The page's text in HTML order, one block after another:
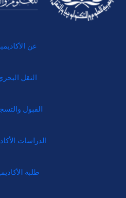
عن
النقل
القبول
الدراسات
طلبة